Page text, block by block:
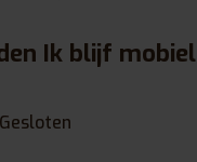
Ik blijf mobiel
Gesloten